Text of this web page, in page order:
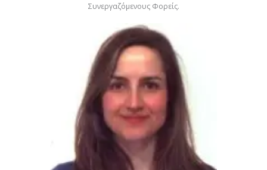
Συνεργαζόμενους Φορείς.